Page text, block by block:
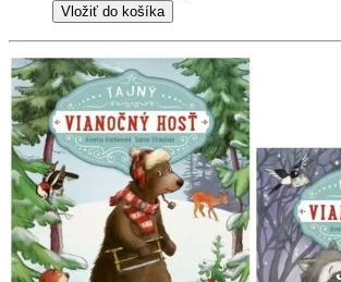
Vložiť do košíka